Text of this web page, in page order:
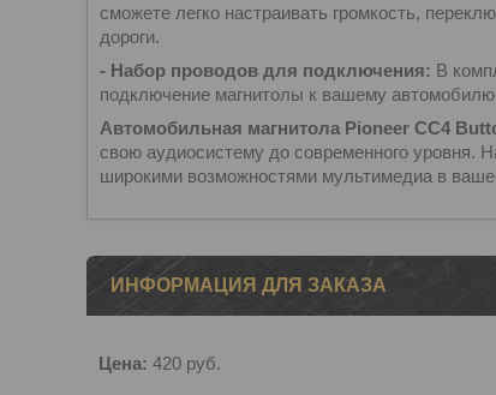
сможете легко настраивать громкость,
дороги.
- Набор проводов для подключения: В
подключение магнитолы к вашему
Автомобильная магнитола Pioneer CC4
свою аудиосистему до современного уровня.
широкими возможностями мультимедиа в
ИНФОРМАЦИЯ ДЛЯ ЗАКАЗА
Цена: 420 руб.